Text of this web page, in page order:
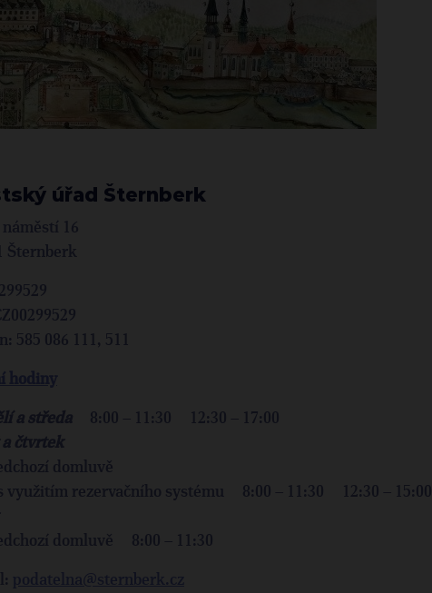
úřad Šternberk
náměstí 16
Šternberk
585 086 111, 511
a středa8:00 – 11:30 12:30 – 17:00
a čtvrtek
domluvě
využitím rezervačního systému 8:00 – 11:30 12:30 – 15:00
domluvě 8:00 – 11:30